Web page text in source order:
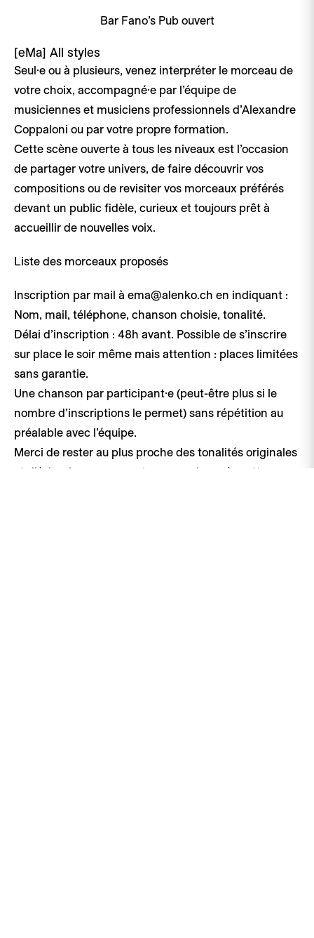
Bar Fano’s Pub ouvert
[eMa] All styles
Seul·e ou à plusieurs, venez interpréter le morceau de
votre choix, accompagné·e par l’équipe de
musiciennes et musiciens professionnels d’Alexandre
Coppaloni ou par votre propre formation.
Cette scène ouverte à tous les niveaux est l’occasion
de partager votre univers, de faire découvrir vos
compositions ou de revisiter vos morceaux préférés
devant un public fidèle, curieux et toujours prêt à
accueillir de nouvelles voix.
Liste des morceaux proposés
Inscription par mail à ema@alenko.ch en indiquant :
Nom, mail, téléphone, chanson choisie, tonalité.
Délai d’inscription : 48h avant. Possible de s’inscrire
sur place le soir même mais attention : places limitées
sans garantie.
Une chanson par participant·e (peut-être plus si le
nombre d’inscriptions le permet) sans répétition au
préalable avec l’équipe.
Merci de rester au plus proche des tonalités originales
et d’éviter les morceaux trop complexes à mettre en